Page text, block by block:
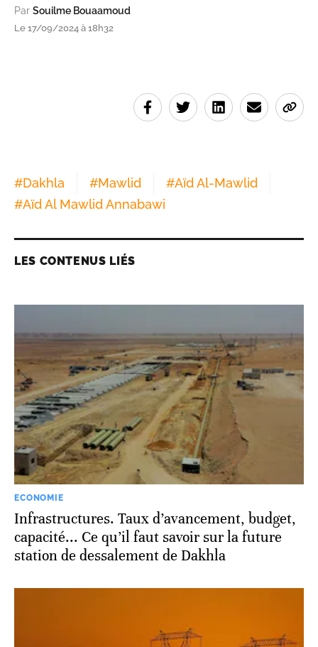
Par Souilme Bouaamoud
Le 17/09/2024 à 18h32
#Dakhla #Mawlid #Aïd Al-Mawlid
#Aïd Al Mawlid Annabawi
LES CONTENUS LIÉS
ECONOMIE
Infrastructures. Taux d’avancement, budget,
capacité... Ce qu’il faut savoir sur la future
station de dessalement de Dakhla